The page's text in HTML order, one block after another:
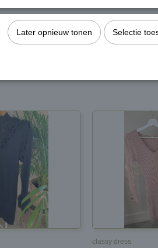
classy dress
Later opnieuw tonen Selectie